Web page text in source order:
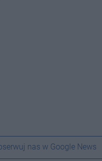
nas w Google News